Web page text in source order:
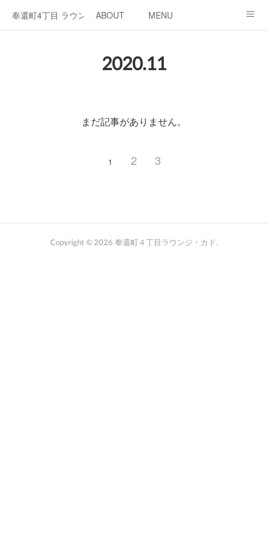
奉還町4丁目 ラウンジ・カド
ABOUT MENU
2020.11
まだ記事がありません。
1 2 3
Copyright © 2026 奉還町４丁目ラウンジ・カド.